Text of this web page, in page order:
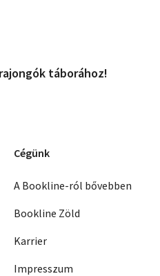
táborához!
Cégünk
A Bookline-ról bővebben
Bookline Zöld
Karrier
Impresszum